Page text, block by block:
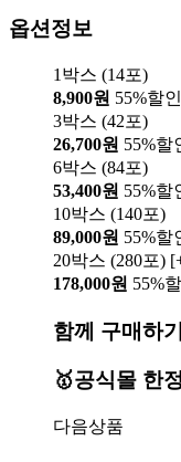
옵션정보
1박스 (14포)
8,900원 55%할
3박스 (42포)
26,700원 55%할
6박스 (84포)
53,400원 55%할
10박스 (140포)
89,000원 55%할
20박스 (280포)
178,000원 55%
함께 구매하
🥇공식몰 한
다음상품